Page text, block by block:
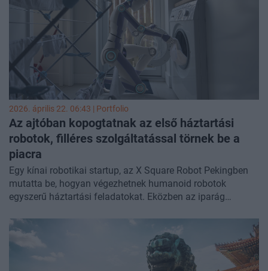
2026. április 22. 06:43 | Portfolio
Az ajtóban kopogtatnak az első háztartási
robotok, filléres szolgáltatással törnek be a
piacra
Egy kínai robotikai startup, az X Square Robot Pekingben
mutatta be, hogyan végezhetnek humanoid robotok
egyszerű háztartási feladatokat. Eközben az iparág
mesterséges intelligencia.